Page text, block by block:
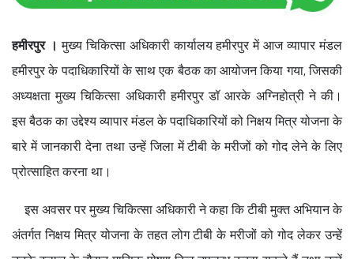
हमीरपुर । मुख्य चिकित्सा अधिकारी कार्यालय हमीरपुर में आज व्यापार मंडल
हमीरपुर के पदाधिकारियों के साथ एक बैठक का आयोजन किया गया, जिसकी
अध्यक्षता मुख्य चिकित्सा अधिकारी हमीरपुर डॉ आरके अग्निहोत्री ने की।
इस बैठक का उद्देश्य व्यापार मंडल के पदाधिकारियों को निक्षय मित्र योजना के
बारे में जानकारी देना तथा उन्हें जिला में टीबी के मरीजों को गोद लेने के लिए
प्रोत्साहित करना था।
इस अवसर पर मुख्य चिकित्सा अधिकारी ने कहा कि टीबी मुक्त अभियान के
अंतर्गत निक्षय मित्र योजना के तहत लोग टीबी के मरीजों को गोद लेकर उन्हें